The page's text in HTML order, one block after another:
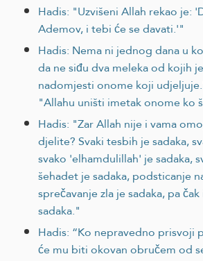
Hadis: "Uzvišeni Allah rekao je:
Ademov, i tebi će se davati.'"
Hadis: Nema ni jednog dana u
da ne siđu dva meleka od kojih
nadomjesti onome koji
"Allahu uništi imetak onome ko
Hadis: "Zar Allah nije i vama
djelite? Svaki tesbih je sadaka,
svako 'elhamdulillah' je sadaka,
šehadet je sadaka, podsticanje
sprečavanje zla je sadaka, pa
sadaka."
Hadis: “Ko nepravedno prisvoji
će mu biti okovan obručem od